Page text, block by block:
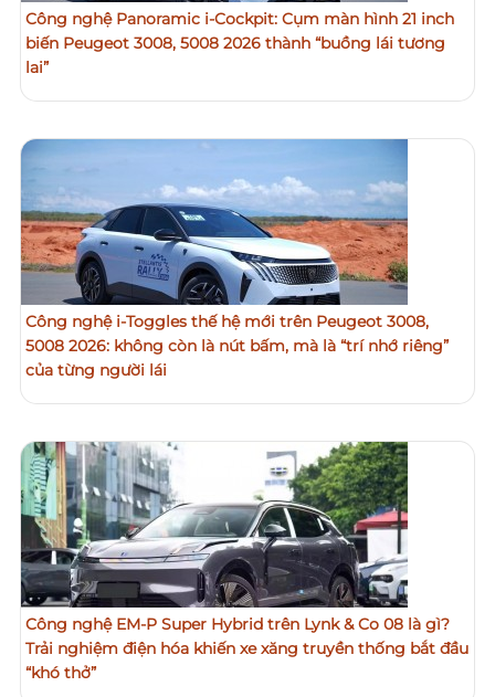
Công nghệ Panoramic i-Cockpit: Cụm màn hình 21 inch
biến Peugeot 3008, 5008 2026 thành “buồng lái tương
lai”
Công nghệ i-Toggles thế hệ mới trên Peugeot 3008,
5008 2026: không còn là nút bấm, mà là “trí nhớ riêng”
của từng người lái
Công nghệ EM-P Super Hybrid trên Lynk & Co 08 là gì?
Trải nghiệm điện hóa khiến xe xăng truyền thống bắt đầu
“khó thở”